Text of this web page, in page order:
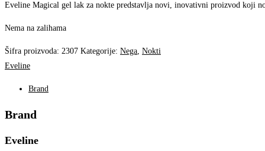
Eveline Magical gel lak za nokte predstavlja novi, inovativni proizvod koji
Nema na zalihama
Šifra proizvoda: 2307 Kategorije: Nega, Nokti
Eveline
Brand
Brand
Eveline